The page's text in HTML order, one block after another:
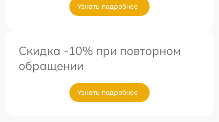
Узнать подробнее
Скидка -10% при повторном
обращении
Узнать подробнее